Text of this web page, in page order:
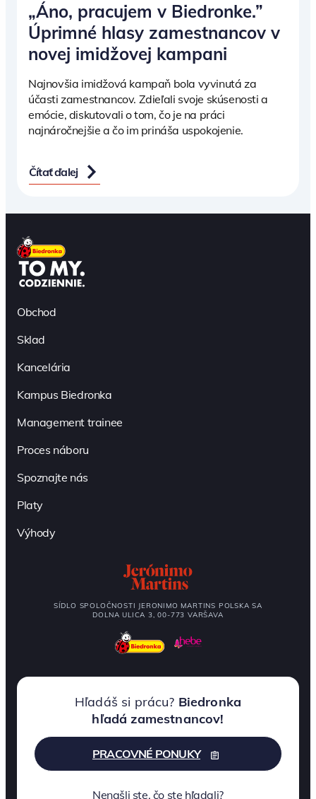
„Áno, pracujem v Biedronke.”
Úprimné hlasy zamestnancov v
novej imidžovej kampani
Najnovšia imidžová kampaň bola vyvinutá za
účasti zamestnancov. Zdieľali svoje skúsenosti a
emócie, diskutovali o tom, čo je na práci
najnáročnejšie a čo im prináša uspokojenie.
Čítať ďalej
Obchod
Sklad
Kancelária
Kampus Biedronka
Management trainee
Proces náboru
Spoznajte nás
Platy
Výhody
SÍDLO SPOLOČNOSTI JERONIMO MARTINS POLSKA SA
DOLNA ULICA 3, 00-773 VARŠAVA
Hľadáš si prácu? Biedronka
hľadá zamestnancov!
PRACOVNÉ PONUKY
Nenašli ste, čo ste hľadali?